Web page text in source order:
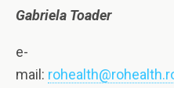
Gabriela Toader
e-
mail: